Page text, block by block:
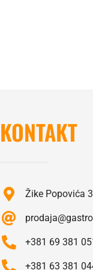
KONTAKT
Žike Popovića
+381 69 381
+381 63 381